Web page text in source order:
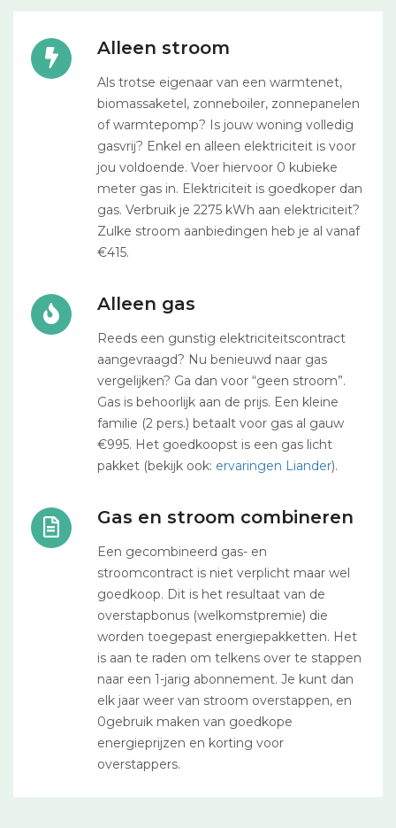
Alleen stroom
Als trotse eigenaar van een warmtenet,
biomassaketel, zonneboiler, zonnepanelen
of warmtepomp? Is jouw woning volledig
gasvrij? Enkel en alleen elektriciteit is voor
jou voldoende. Voer hiervoor 0 kubieke
meter gas in. Elektriciteit is goedkoper dan
gas. Verbruik je 2275 kWh aan elektriciteit?
Zulke stroom aanbiedingen heb je al vanaf
€415.
Alleen gas
Reeds een gunstig elektriciteitscontract
aangevraagd? Nu benieuwd naar gas
vergelijken? Ga dan voor “geen stroom”.
Gas is behoorlijk aan de prijs. Een kleine
familie (2 pers.) betaalt voor gas al gauw
€995. Het goedkoopst is een gas licht
pakket (bekijk ook: ervaringen Liander).
Gas en stroom combineren
Een gecombineerd gas- en
stroomcontract is niet verplicht maar wel
goedkoop. Dit is het resultaat van de
overstapbonus (welkomstpremie) die
worden toegepast energiepakketten. Het
is aan te raden om telkens over te stappen
naar een 1-jarig abonnement. Je kunt dan
elk jaar weer van stroom overstappen, en
0gebruik maken van goedkope
energieprijzen en korting voor
overstappers.